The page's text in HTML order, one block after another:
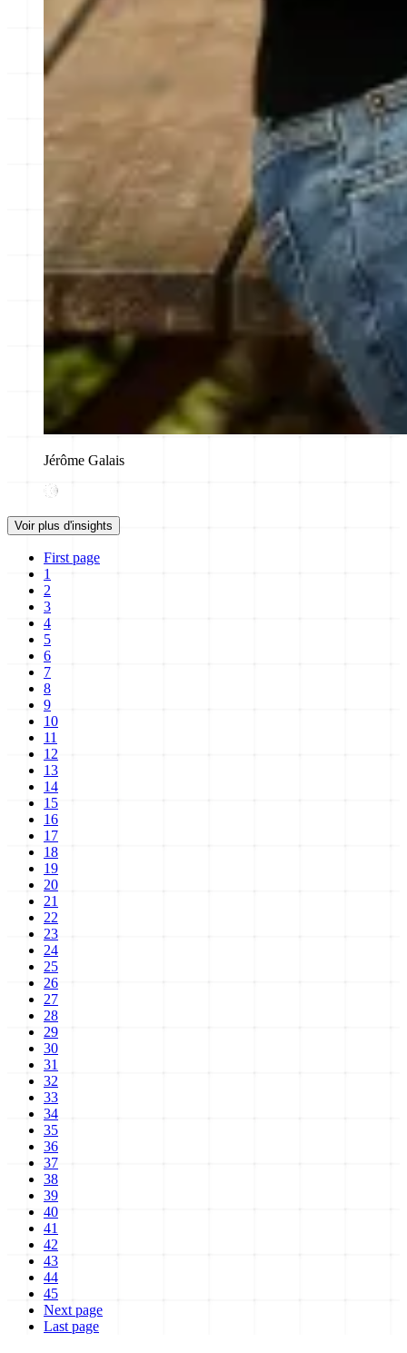
Jérôme Galais
Voir plus d'insights
First page
1
2
3
4
5
6
7
8
9
10
11
12
13
14
15
16
17
18
19
20
21
22
23
24
25
26
27
28
29
30
31
32
33
34
35
36
37
38
39
40
41
42
43
44
45
Next page
Last page